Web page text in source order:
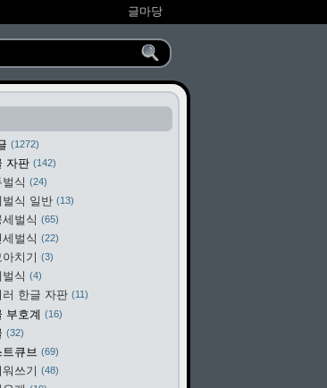
글마당
1272
자판 142
벌식 24
벌식 일반 13
세벌식 65
세벌식 22
아치기 3
벌식 4
러 한글 자판 11
부호계 16
32
트큐브 69
워쓰기 48